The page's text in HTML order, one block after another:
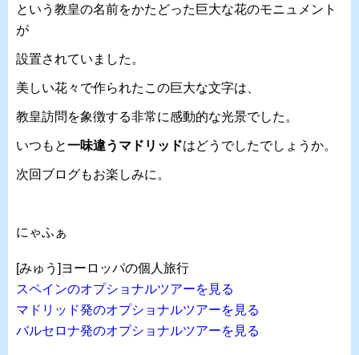
という教皇の名前をかたどった巨大な花のモニュメント
が
設置されていました。
美しい花々で作られたこの巨大な文字は、
教皇訪問を象徴する非常に感動的な光景でした。
いつもと一味違うマドリッドはどうでしたでしょうか。
次回ブログもお楽しみに。
にゃふぁ
[みゅう]ヨーロッパの個人旅行
スペインのオプショナルツアーを見る
マドリッド発のオプショナルツアーを見る
バルセロナ発のオプショナルツアーを見る